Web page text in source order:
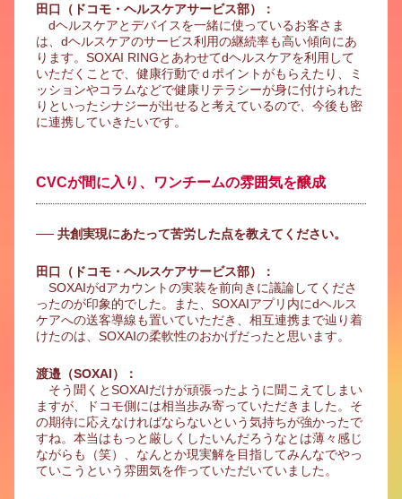
田口（ドコモ・ヘルスケアサービス部）：
dヘルスケアとデバイスを一緒に使っているお客さま
は、dヘルスケアのサービス利用の継続率も高い傾向にあ
ります。SOXAI RINGとあわせてdヘルスケアを利用して
いただくことで、健康行動でｄポイントがもらえたり、ミ
ッションやコラムなどで健康リテラシーが身に付けられた
りといったシナジーが出せると考えているので、今後も密
に連携していきたいです。
CVCが間に入り、ワンチームの雰囲気を醸成
── 共創実現にあたって苦労した点を教えてください。
田口（ドコモ・ヘルスケアサービス部）：
SOXAIがdアカウントの実装を前向きに議論してくださ
ったのが印象的でした。また、SOXAIアプリ内にdヘルス
ケアへの送客導線も置いていただき、相互連携まで辿り着
けたのは、SOXAIの柔軟性のおかげだったと思います。
渡邉（SOXAI）：
そう聞くとSOXAIだけが頑張ったように聞こえてしまい
ますが、ドコモ側には相当歩み寄っていただきました。そ
の期待に応えなければならないという気持ちが強かったで
すね。本当はもっと厳しくしたいんだろうなとは薄々感じ
ながらも（笑）、なんとか現実解を目指してみんなでやっ
ていこうという雰囲気を作っていただいていました。